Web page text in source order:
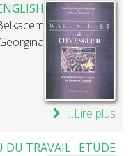
Lire plus...
DU TRAVAIL : ETUDE